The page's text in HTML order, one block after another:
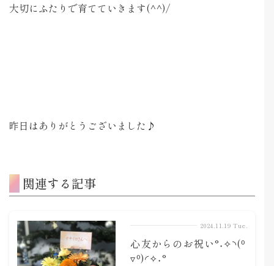
大切にふたりで育てていきます(^^)/
昨日はありがとうございました♪
関連する記事
2024.11.19 Tue.
心友からのお祝い°˖✧◝(⁰
▿⁰)◜✧˖°